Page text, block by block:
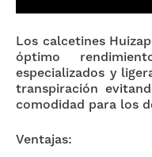
Los calcetines
óptimo
especializados y
transpiración
comodidad para los
Ventajas: